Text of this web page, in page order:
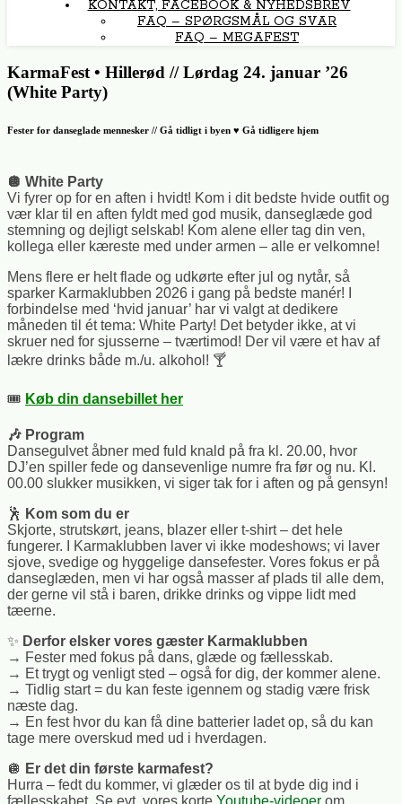
KONTAKT, FACEBOOK & NYHEDSBREV
FAQ – SPØRGSMÅL OG SVAR
FAQ – MEGAFEST
KarmaFest • Hillerød // Lørdag 24. januar ’26
(White Party)
Fester for danseglade mennesker // Gå tidligt i byen ♥ Gå tidligere hjem
🪩 White Party
Vi fyrer op for en aften i hvidt! Kom i dit bedste hvide outfit og
vær klar til en aften fyldt med god musik, danseglæde god
stemning og dejligt selskab! Kom alene eller tag din ven,
kollega eller kæreste med under armen – alle er velkomne!
Mens flere er helt flade og udkørte efter jul og nytår, så
sparker Karmaklubben 2026 i gang på bedste manér! I
forbindelse med ‘hvid januar’ har vi valgt at dedikere
måneden til ét tema: White Party! Det betyder ikke, at vi
skruer ned for sjusserne – tværtimod! Der vil være et hav af
lækre drinks både m./u. alkohol! 🍸
🎟️ Køb din dansebillet her
🎶 Program
Dansegulvet åbner med fuld knald på fra kl. 20.00, hvor
DJ’en spiller fede og dansevenlige numre fra før og nu. Kl.
00.00 slukker musikken, vi siger tak for i aften og på gensyn!
🕺 Kom som du er
Skjorte, strutskørt, jeans, blazer eller t-shirt – det hele
fungerer. I Karmaklubben laver vi ikke modeshows; vi laver
sjove, svedige og hyggelige dansefester. Vores fokus er på
danseglæden, men vi har også masser af plads til alle dem,
der gerne vil stå i baren, drikke drinks og vippe lidt med
tæerne.
✨ Derfor elsker vores gæster Karmaklubben
→ Fester med fokus på dans, glæde og fællesskab.
→ Et trygt og venligt sted – også for dig, der kommer alene.
→ Tidlig start = du kan feste igennem og stadig være frisk
næste dag.
→ En fest hvor du kan få dine batterier ladet op, så du kan
tage mere overskud med ud i hverdagen.
🪩 Er det din første karmafest?
Hurra – fedt du kommer, vi glæder os til at byde dig ind i
fællesskabet. Se evt. vores korte Youtube-videoer om